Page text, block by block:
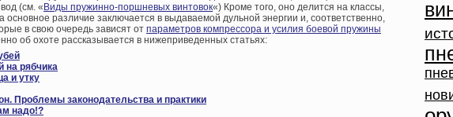
(см. « Виды пружинно-поршневых винтовок«) Кроме того, оно делится на классы,
основное различие заключается в выдаваемой дульной энергии и, соответственно,
в свою очередь зависят от параметров компрессора и усилия боевой пружины
об охоте рассказывается в нижеприведенных статьях:
на рябчика
и утку
Проблемы законодательства и практики
надо!?